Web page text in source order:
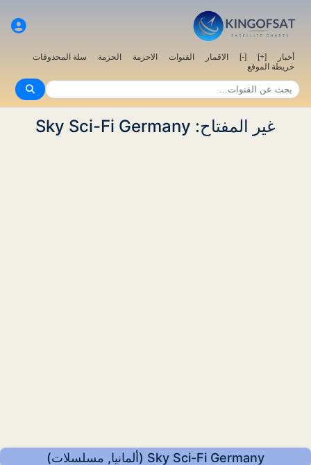
أخبار [+]
[-] الاقمار القنوات الاحزمة الحزمة
سلة المحذوفات
خريطة الموقع
غير المفتاح: Sky Sci-Fi Germany
Sky Sci-Fi Germany (ألمانيا, مسلسلات)